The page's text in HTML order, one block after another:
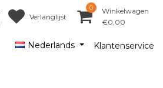
Verlanglijst
0
Winkelwagen
€0,00
Nederlands Klantenservice